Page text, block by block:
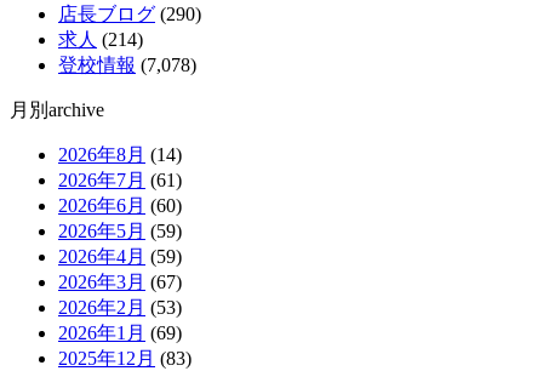
店長ブログ (290)
求人 (214)
登校情報 (7,078)
月別archive
2026年8月 (14)
2026年7月 (61)
2026年6月 (60)
2026年5月 (59)
2026年4月 (59)
2026年3月 (67)
2026年2月 (53)
2026年1月 (69)
2025年12月 (83)